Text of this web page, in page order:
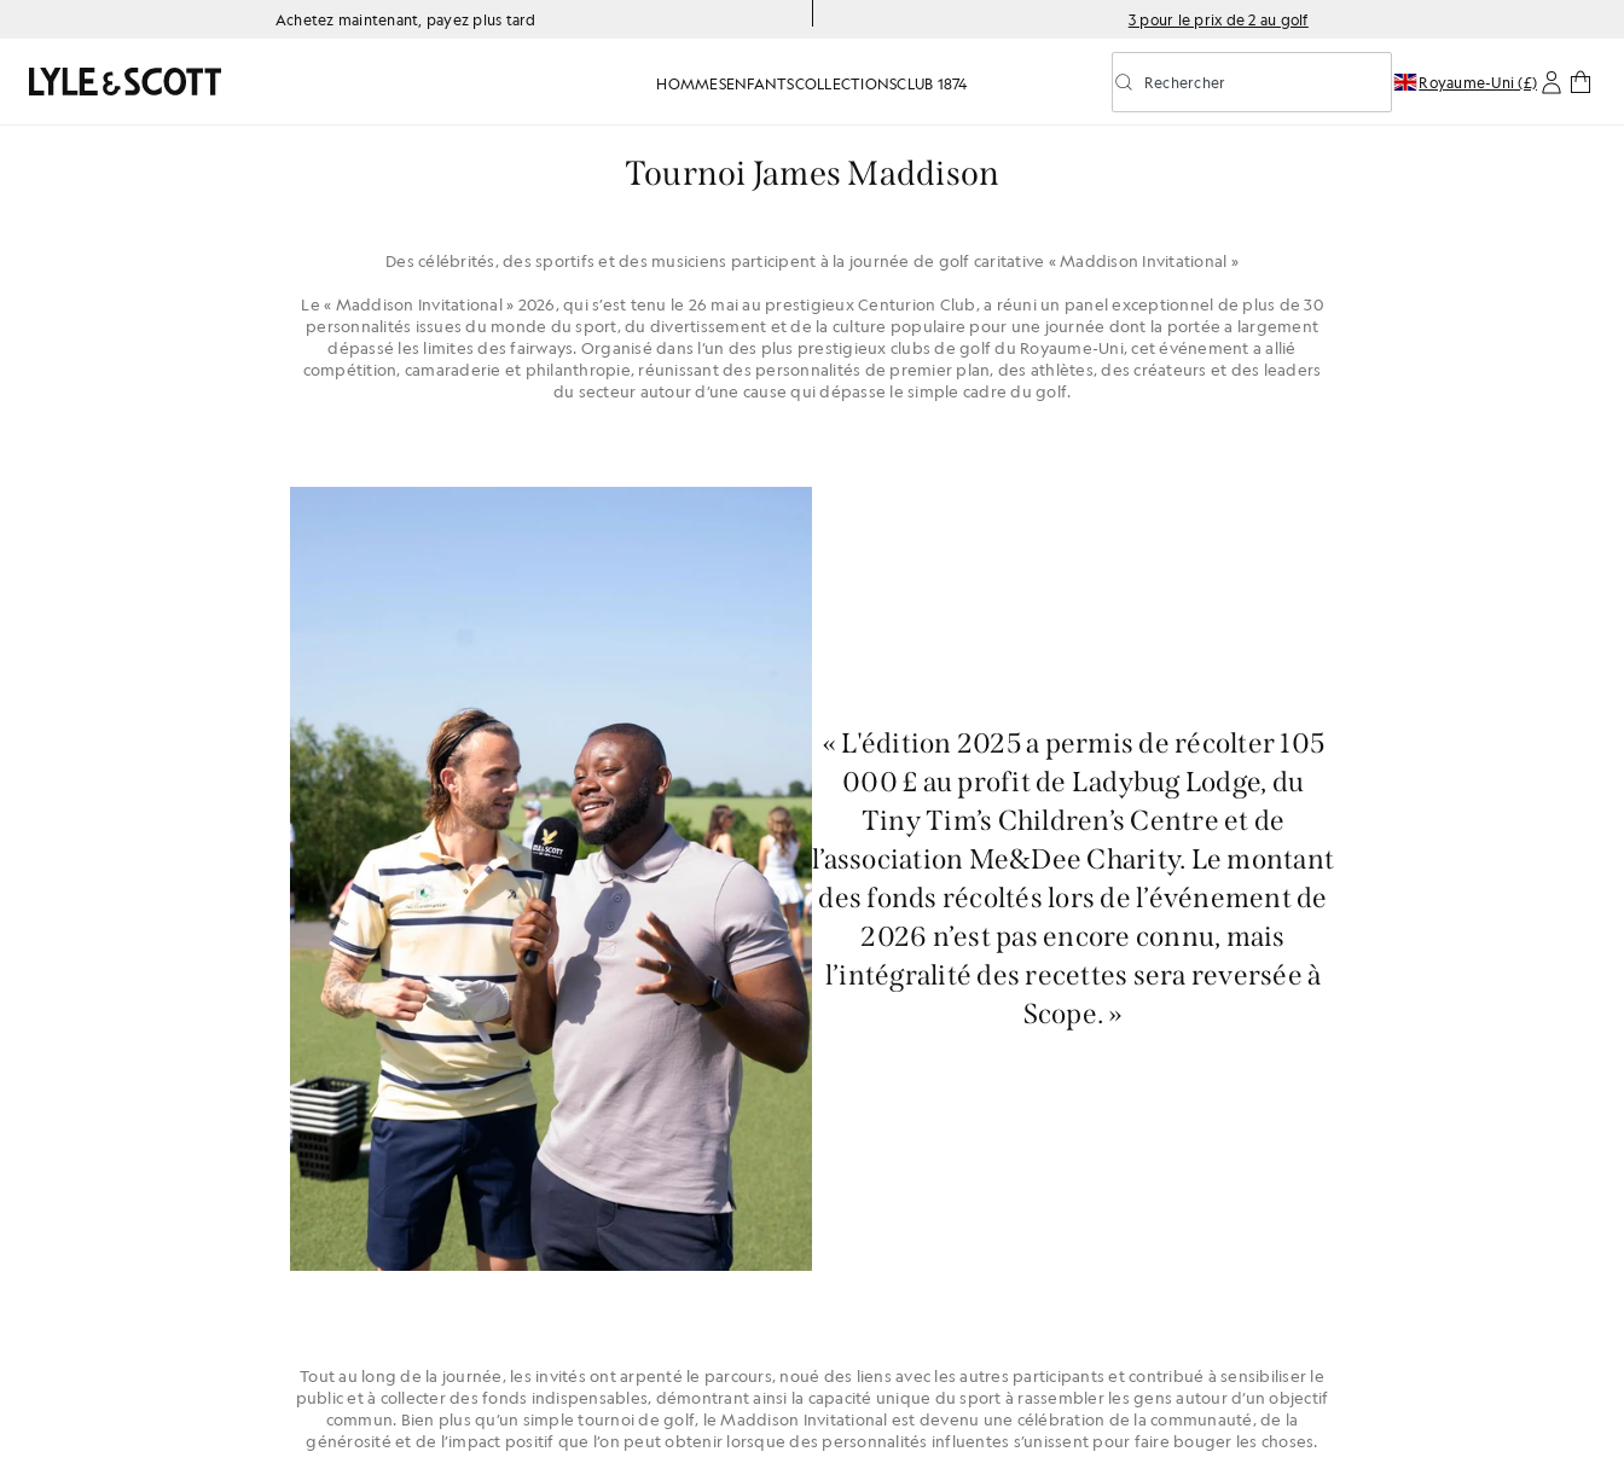
Aller directement au contenu principalAchetez maintenant, payez plus tard 3 pour le prix de 2 au golf
HOMMESENFANTSCOLLECTIONSCLUB 1874 Activer/désactiver la recherche prédictive
Rechercher Rechercher Royaume-Uni (£)
Tournoi James Maddison
Des célébrités, des sportifs et des musiciens participent à la journée de golf caritative « Maddison Invitational »
Le « Maddison Invitational » 2026, qui s’est tenu le 26 mai au prestigieux Centurion Club, a réuni un panel exceptionnel de plus de 30
personnalités issues du monde du sport, du divertissement et de la culture populaire pour une journée dont la portée a largement
dépassé les limites des fairways. Organisé dans l’un des plus prestigieux clubs de golf du Royaume-Uni, cet événement a allié
compétition, camaraderie et philanthropie, réunissant des personnalités de premier plan, des athlètes, des créateurs et des leaders
du secteur autour d’une cause qui dépasse le simple cadre du golf.
« L'édition 2025 a permis de récolter 105
000 £ au profit de Ladybug Lodge, du
Tiny Tim’s Children’s Centre et de
l’association Me&Dee Charity. Le montant
des fonds récoltés lors de l’événement de
2026 n’est pas encore connu, mais
l’intégralité des recettes sera reversée à
Scope. »
Tout au long de la journée, les invités ont arpenté le parcours, noué des liens avec les autres participants et contribué à sensibiliser le
public et à collecter des fonds indispensables, démontrant ainsi la capacité unique du sport à rassembler les gens autour d’un objectif
commun. Bien plus qu’un simple tournoi de golf, le Maddison Invitational est devenu une célébration de la communauté, de la
générosité et de l’impact positif que l’on peut obtenir lorsque des personnalités influentes s’unissent pour faire bouger les choses.